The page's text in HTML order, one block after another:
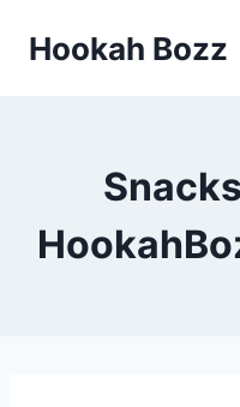
InhaltHookah Bozz